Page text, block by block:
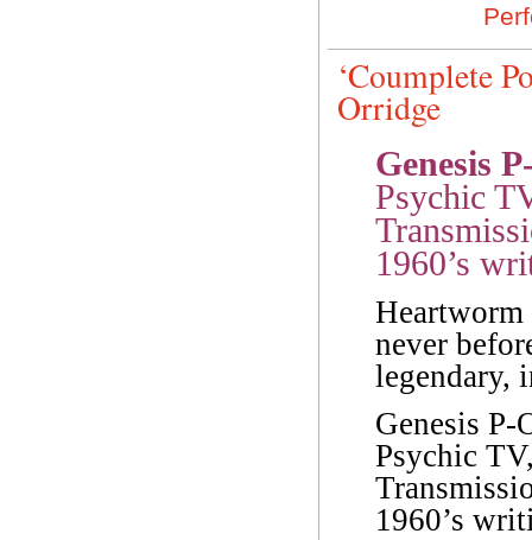
‘Coumplete
Orridge
Genesis
Psychic
1960’s
Heartworm
never
legendary,
Genesis
Psychic
1960’s